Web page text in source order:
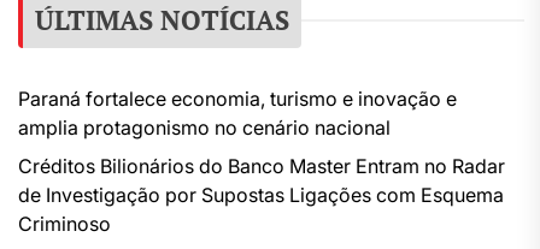
ÚLTIMAS NOTÍCIAS
Paraná fortalece economia, turismo e inovação e
amplia protagonismo no cenário nacional
Créditos Bilionários do Banco Master Entram no Radar
de Investigação por Supostas Ligações com Esquema
Criminoso